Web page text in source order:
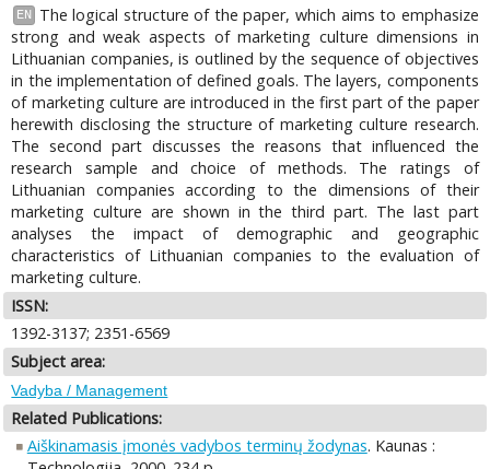
EN
The logical structure of the paper, which aims to emphasize
strong and weak aspects of marketing culture dimensions in
Lithuanian companies, is outlined by the sequence of objectives
in the implementation of defined goals. The layers, components
of marketing culture are introduced in the first part of the paper
herewith disclosing the structure of marketing culture research.
The second part discusses the reasons that influenced the
research sample and choice of methods. The ratings of
Lithuanian companies according to the dimensions of their
marketing culture are shown in the third part. The last part
analyses the impact of demographic and geographic
characteristics of Lithuanian companies to the evaluation of
marketing culture.
ISSN:
1392-3137; 2351-6569
Subject area:
Vadyba / Management
Related Publications:
Aiškinamasis įmonės vadybos terminų žodynas. Kaunas :